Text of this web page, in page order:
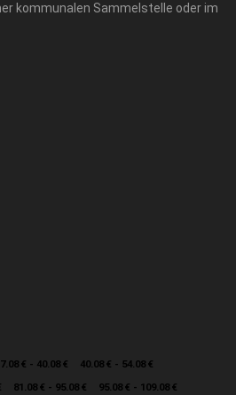
kommunalen Sammelstelle oder im
€ - 40.08 €
40.08 € - 54.08 €
81.08 € - 95.08 €
95.08 € - 109.08 €